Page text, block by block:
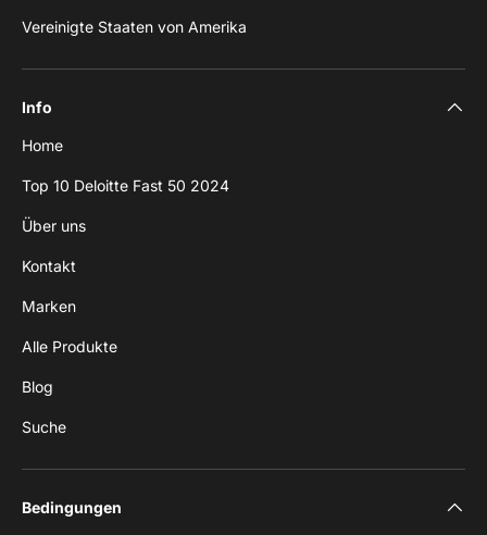
Vereinigte Staaten von Amerika
Info
Home
Top 10 Deloitte Fast 50 2024
Über uns
Kontakt
Marken
Alle Produkte
Blog
Suche
Bedingungen